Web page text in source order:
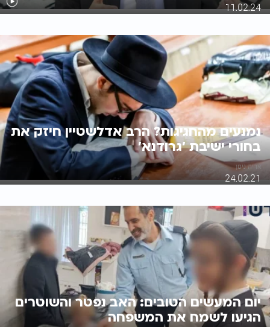
11.02.24
נמנעים מהחגיגות? הרב אדלשטיין חיזק את
בחורי ישיבת ’גרודנא’
אריה ניסן
24.02.21
יום המעשים הטובים: האב נפטר והשוטרים
הגיעו לשמח את המשפחה